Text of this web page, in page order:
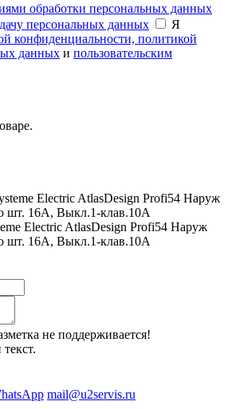
обработки персональных данных
персональных данных
Я
конфиденциальности, политикой
данных и пользовательским
Electric AtlasDesign Profi54 Наруж
шт. 16А, Выкл.1-клав.10А
не поддерживается!
mail@u2servis.ru